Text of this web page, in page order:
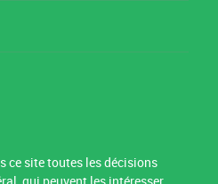
ce site toutes les décisions